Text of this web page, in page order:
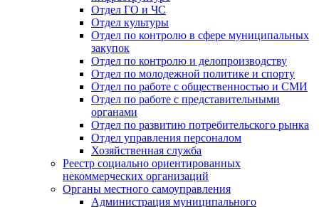
Отдел ГО и ЧС
Отдел культуры
Отдел по контролю в сфере муниципальных
закупок
Отдел по контролю и делопроизводству
Отдел по молодежной политике и спорту
Отдел по работе с общественностью и СМИ
Отдел по работе с представительными
органами
Отдел по развитию потребительского рынка
Отдел управления персоналом
Хозяйственная служба
Реестр социально ориентированных
некоммерческих организаций
Органы местного самоуправления
Администрация муниципального